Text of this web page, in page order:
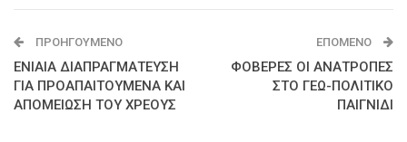
ΠΡΟΗΓΟΎΜΕΝΟ
ΕΝΙΑΙΑ ΔΙΑΠΡΑΓΜΑΤΕΥΣΗ
ΓΙΑ ΠΡΟΑΠΑΙΤΟΥΜΕΝΑ ΚΑΙ
ΑΠΟΜΕΙΩΣΗ ΤΟΥ ΧΡΕΟΥΣ
ΕΠΌΜΕΝΟ
ΦΟΒΕΡΕΣ ΟΙ ΑΝΑΤΡΟΠΕΣ
ΣΤΟ ΓΕΩ-ΠΟΛΙΤΙΚΟ
ΠΑΙΓΝΙΔΙ